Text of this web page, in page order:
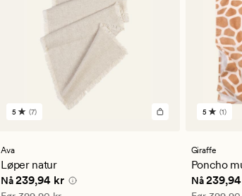
7
en
gjennomsnittlig
vurdering
på
5 (7)
Ava
Løper natur
Nåværende pris
Nå 239,94 kr
1
en
på
5 (1)
Giraffe
Poncho
Nå